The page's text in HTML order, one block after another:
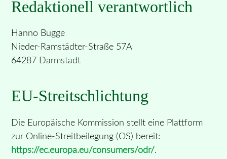
Redaktionell verantwortlich
Hanno Bugge
Nieder-Ramstädter-Straße 57A
64287 Darmstadt
EU-Streitschlichtung
Die Europäische Kommission stellt eine Plattform
zur Online-Streitbeilegung (OS) bereit:
https://ec.europa.eu/consumers/odr/.